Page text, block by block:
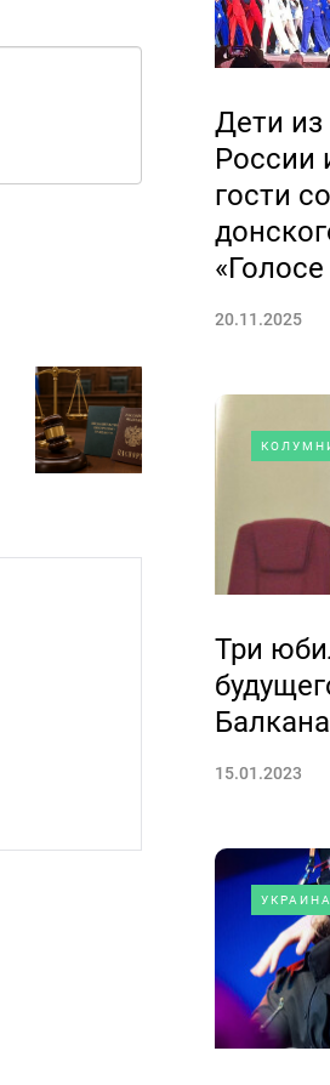
Дети
России
гости
20.11.2025
Три
15.01.2023
УКРАИНА